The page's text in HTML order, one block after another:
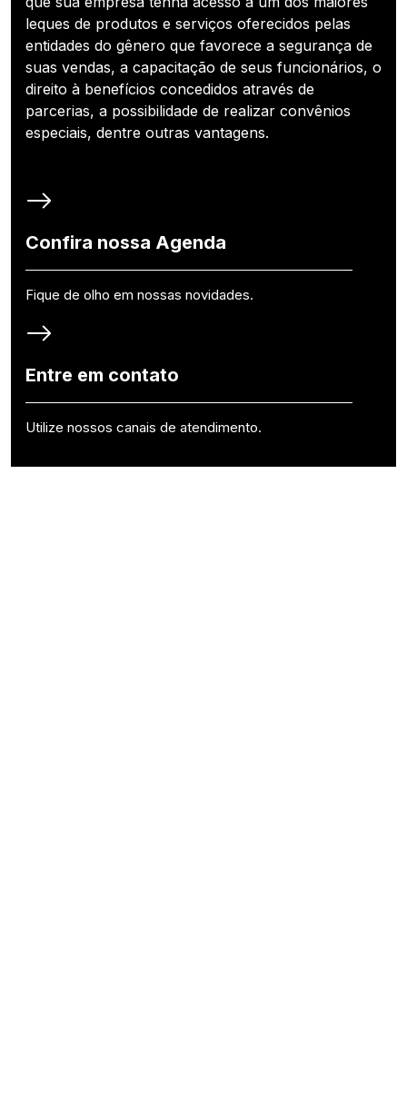
leques de produtos e serviços oferecidos pelas
entidades do gênero que favorece a segurança de
suas vendas, a capacitação de seus funcionários, o
direito à benefícios concedidos através de
parcerias, a possibilidade de realizar convênios
especiais, dentre outras vantagens.
Confira nossa Agenda
Fique de olho em nossas novidades.
Entre em contato
Utilize nossos canais de atendimento.